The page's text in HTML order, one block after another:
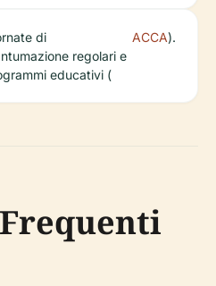
di
regolari e
educativi (
ACCA).